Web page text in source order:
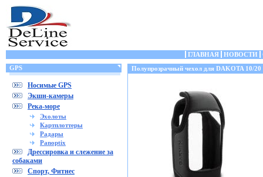
ГЛАВНАЯ НОВОСТИ
GPS
Носимые GPS
Экшн-камеры
Река-море
Эхолоты
Картплоттеры
Радары
Panoptix
Дрессировка и слежение за
собаками
Спорт, Фитнес
Полупрозрачный чехол для DAKOTA 10/20